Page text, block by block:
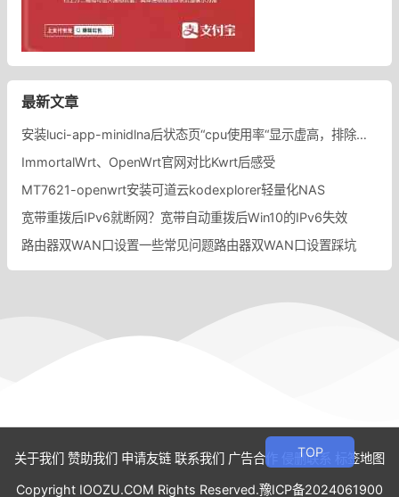
最新文章
安装luci-app-minidlna后状态页“cpu使用率“显示虚高，排除过程记录。
ImmortalWrt、OpenWrt官网对比Kwrt后感受
MT7621-openwrt安装可道云kodexplorer轻量化NAS
宽带重拨后IPv6就断网？宽带自动重拨后Win10的IPv6失效
路由器双WAN口设置一些常见问题路由器双WAN口设置踩坑
关于我们 赞助我们 申请友链 联系我们 广告合作 侵删联系 标签地图
Copyright IOOZU.COM Rights Reserved.豫ICP备2024061900